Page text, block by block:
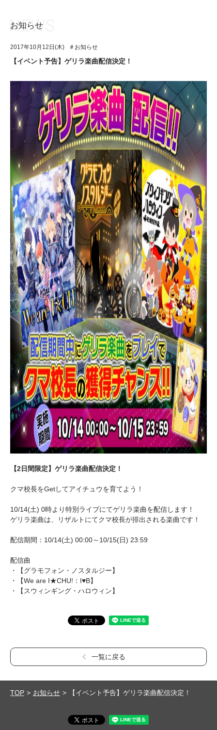
アプリゲーム
イベント・キャンペーン
ミュージック
グッズ・本
ギャラリー
ユニット&キャラクター
アプリゲーム
イベント・キャンペーン
ミュージック
グッズ・本
ギャラリー
お知らせ
2017年10月12日(木) ＃お知らせ
【イベント予告】ゲリラ楽曲配信決定！
【2日間限定】ゲリラ楽曲配信決定！
クマ校長をGetしてアイチュウを育てよう！
10/14(土) 0時より特別ライブにてゲリラ楽曲を配信します！
ゲリラ楽曲は、リザルトにてクマ校長が排出される楽曲です！
配信期間：10/14(土) 00:00～10/15(日) 23:59
配信曲
・【グラモフォン・ノスタルジー】
・【We are I★CHU!：I♥B】
・【スウィンギング・ハロウィン】
一覧に戻る
TOP お知らせ 【イベント予告】ゲリラ楽曲配信決定！